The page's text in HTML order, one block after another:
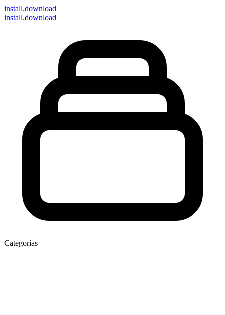
install.download
install.download
Categorías